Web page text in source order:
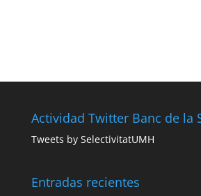
Actividad Twitter Banc de la
Tweets by SelectivitatUMH
Entradas recientes